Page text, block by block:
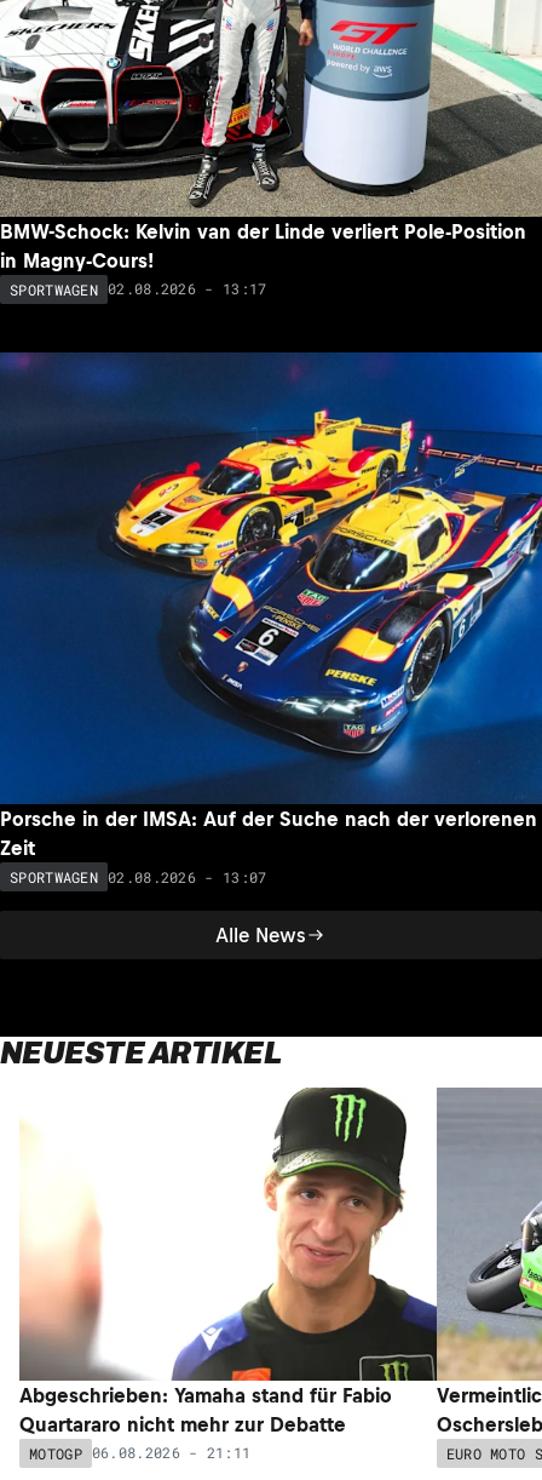
Alle News
BMW-Schock: Kelvin van der Linde verliert Pole-Position
in Magny-Cours!
SPORTWAGEN 02.08.2026 - 13:17
Porsche in der IMSA: Auf der Suche nach der verlorenen
Zeit
SPORTWAGEN 02.08.2026 - 13:07
NEUESTE ARTIKEL
Abgeschrieben: Yamaha stand für Fabio
Quartararo nicht mehr zur Debatte
MOTOGP 06.08.2026 - 21:11 EURO MOTO